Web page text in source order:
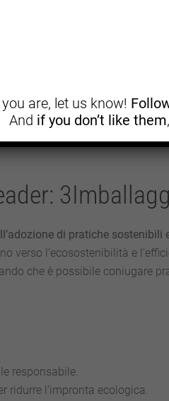
significativo nell’approccio
alle pratiche ecologiche, sta
scopo primario di trasporto
beneficiare l’ambiente. Le
implementano politiche di
stanno stabilendo
che è tanto sostenibile
di pratiche sostenibili
verso l’ecosostenibilità e
che è possibile coniugare
responsabile.
ridurre l’impronta ecologica.
are, let us know!
And if you don’t like them